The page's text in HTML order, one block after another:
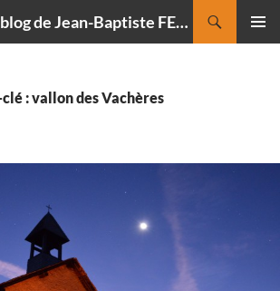
CIELMANIA : le blog de Jean-Baptiste FELDMANN, photographe du ciel
: vallon des Vachères